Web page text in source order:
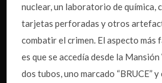
nuclear, un laboratorio de química,
tarjetas perforadas y otros
combatir el crimen. El aspecto más
es que se accedía desde la
dos tubos, uno marcado “BRUCE”